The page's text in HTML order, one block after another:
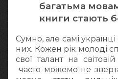
багатьма
книги стають
Сумно, але самі
них. Кожен рік молоді
свої талант на
часто можемо не